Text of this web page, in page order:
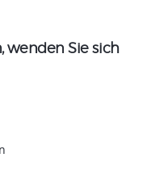
wenden Sie sich